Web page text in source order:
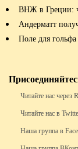
ВНЖ в Греции:
Андерматт
Поле для
Читайте нас через
Читайте нас в
Наша группа в